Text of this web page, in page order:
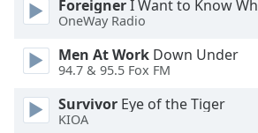
window.
Text
Color
Opacity
ForeignerI Want to Know
OneWay Radio
Men At Work Down Under
94.7 & 95.5 Fox FM
Survivor Eye of the Tiger
KIOA